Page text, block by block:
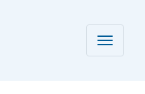
Toggle